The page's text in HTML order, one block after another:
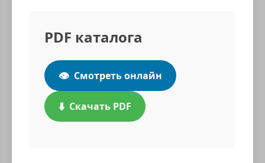
PDF каталога
👁️ Смотреть онлайн
⬇️ Скачать PDF